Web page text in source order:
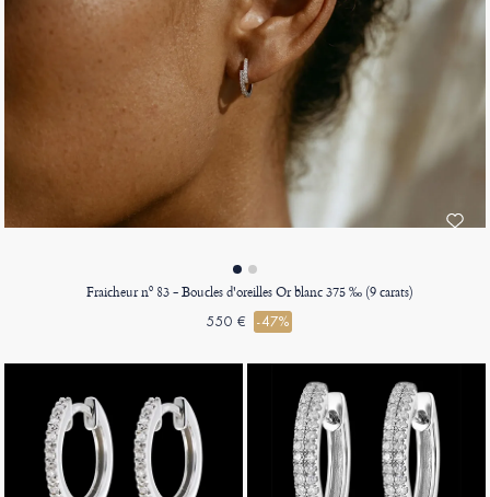
Fraicheur nº 83 - Boucles d'oreilles Or blanc 375 ‰ (9 carats)
550 € -47%